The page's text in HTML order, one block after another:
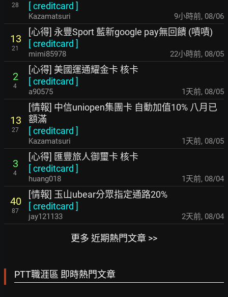
28
[creditcard ]
Kazamatsuri 9小時前, 08/06
13
21
[心得] 永豐Sport 藍新google pay無回饋 (嘖嘖)
[creditcard ]
mimi85978 22小時前, 08/05
2
4
[心得] 美國運通耀金卡 核卡
[creditcard ]
a90575 1天前, 08/05
13
27
[情報] 中信uniopen集團卡 自動加值10% 八月已
額滿
[creditcard ]
Kazamatsuri 1天前, 08/05
3
4
[心得] 匯豐旅人御璽卡 核卡
[creditcard ]
huang018 1天前, 08/04
40
87
[情報] 玉山ubear分眾指定通路20%
[creditcard ]
jay121133 2天前, 08/04
更多 近期熱門文章 >>
PTT職涯區 即時熱門文章